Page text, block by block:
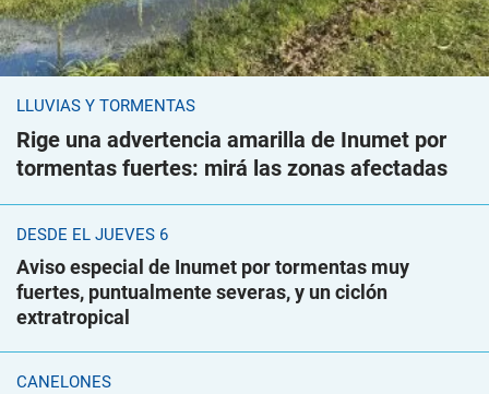
LLUVIAS Y TORMENTAS
Rige una advertencia amarilla de Inumet por
tormentas fuertes: mirá las zonas afectadas
DESDE EL JUEVES 6
Aviso especial de Inumet por tormentas muy
fuertes, puntualmente severas, y un ciclón
extratropical
CANELONES